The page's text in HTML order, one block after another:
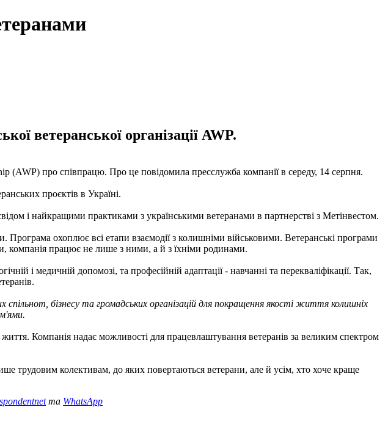
ветеранської організації AWP.
(AWP) про співпрацю. Про це повідомила пресслужба компанії в середу, 14 серпня.
проєктів в Україні.
і найкращими практиками з українськими ветеранами в партнерстві з Метінвестом.
Програма охоплює всі етапи взаємодії з колишніми військовими. Ветеранські програми
компанія працює не лише з ними, а й з їхніми родинами.
і медичній допомозі, та професійній адаптації - навчанні та перекваліфікації. Так,
спільнот, бізнесу та громадських організацій для покращення якості життя колишніх
Компанія надає можливості для працевлаштування ветеранів за великим спектром
трудовим колективам, до яких повертаються ветерани, але й усім, хто хоче краще
та WhatsApp